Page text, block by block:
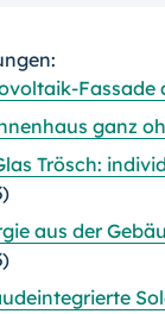
Fassade
ganz
Trösch:
aus der